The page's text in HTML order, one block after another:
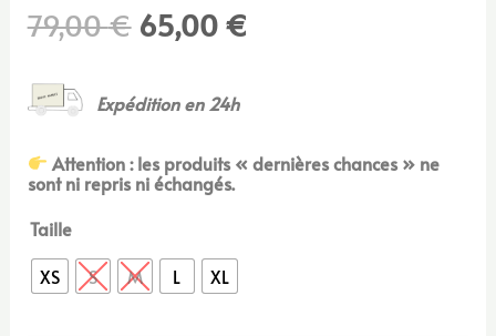
79,00€ 65,00 €
Expédition en 24h
Attention : les produits « dernières chances » ne
sont ni repris ni échangés.
Taille
XS
S M L XL